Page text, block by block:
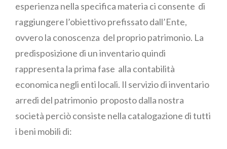
esperienza nella specifica materia ci consente di
raggiungere l’obiettivo prefissato dall’Ente,
ovvero la conoscenza del proprio patrimonio. La
predisposizione di un inventario quindi
rappresenta la prima fase alla contabilità
economica negli enti locali. Il servizio di inventario
arredi del patrimonio proposto dalla nostra
società perciò consiste nella catalogazione di tutti
i beni mobili di: